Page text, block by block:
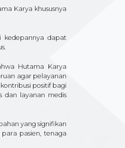
Karya khususnya
kedepannya dapat
Hutama Karya
agar pelayanan
positif bagi
dan layanan medis
yang signifikan
pasien, tenaga